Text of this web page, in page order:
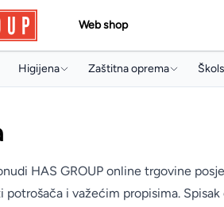
Web shop
Higijena
Osvježivači prostora
Zaštitna oprema
HAS GROUP online trgovine
i važećim propisima.